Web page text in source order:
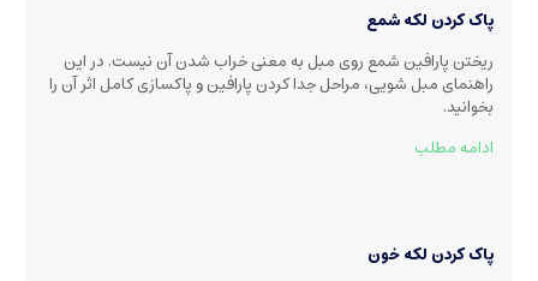
پاک کردن لکه شمع
ریختن پارافین شمع روی مبل به معنی خراب شدن آن نیست. در این
راهنمای مبل شویی، مراحل جدا کردن پارافین و پاکسازی کامل اثر آن را
بخوانید.
ادامه مطلب
پاک کردن لکه خون